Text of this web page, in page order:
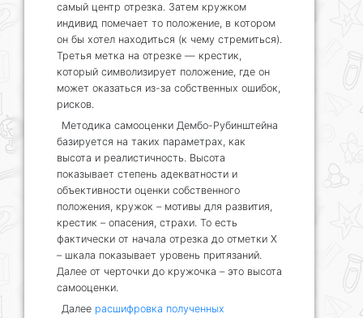
самый центр отрезка. Затем кружком
индивид помечает то положение, в котором
он бы хотел находиться (к чему стремиться).
Третья метка на отрезке — крестик,
который символизирует положение, где он
может оказаться из-за собственных ошибок,
рисков.
Методика самооценки Дембо-Рубинштейна
базируется на таких параметрах, как
высота и реалистичность. Высота
показывает степень адекватности и
объективности оценки собственного
положения, кружок – мотивы для развития,
крестик – опасения, страхи. То есть
фактически от начала отрезка до отметки Х
– шкала показывает уровень притязаний.
Далее от черточки до кружочка – это высота
самооценки.
Далее расшифровка полученных